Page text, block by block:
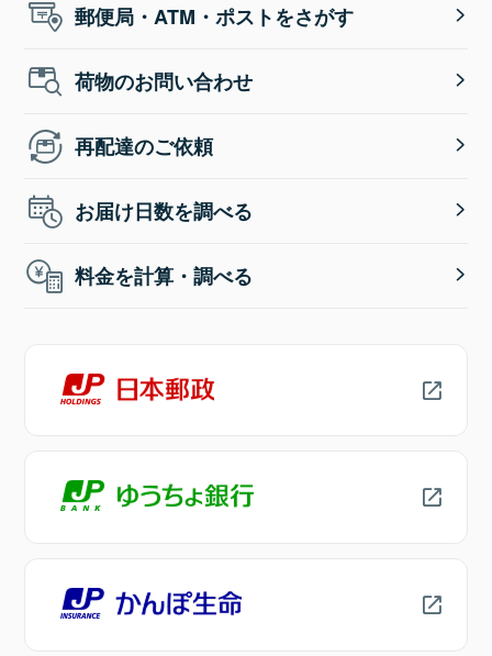
郵便局・ATM・ポストをさがす
荷物のお問い合わせ
再配達のご依頼
お届け日数を調べる
料金を計算・調べる